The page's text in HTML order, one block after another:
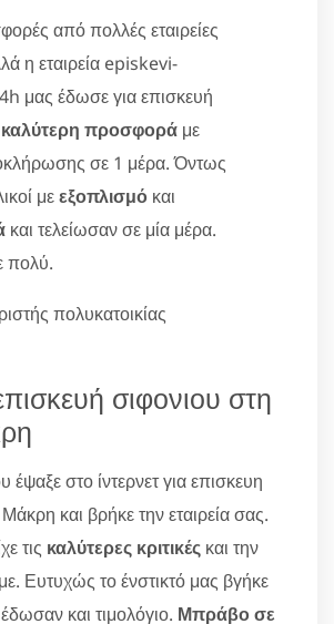
από πολλές εταιρείες
η εταιρεία episkevi-
μας έδωσε για επισκευή
καλύτερη προσφορά με
σε 1 μέρα. Όντως
μεεξοπλισμό και
και τελείωσαν σε μία μέρα.
πολύ.
πολυκατοικίας
σιφονιου στη
στο ίντερνετ για επισκευη
και βρήκε την εταιρεία σας.
τις καλύτερες κριτικές και την
Ευτυχώς το ένστικτό μας βγήκε
και τιμολόγιο. Μπράβο σε